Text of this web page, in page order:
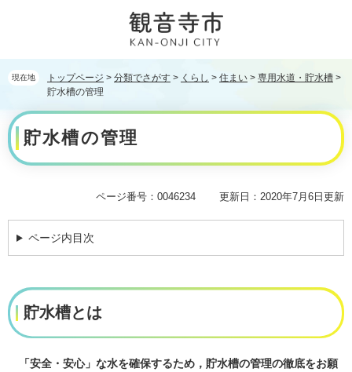
す。
し
本
現在地 トップページ > 分類でさがす > くらし > 住まい > 専用水道・貯水槽 >
貯水槽の管理
本
文 貯水槽の管理
ページ番号：0046234 更新日：2020年7月6日更新
ページ内目次
貯水槽とは
「安全・安心」な水を確保するため，貯水槽の管理の徹底をお願